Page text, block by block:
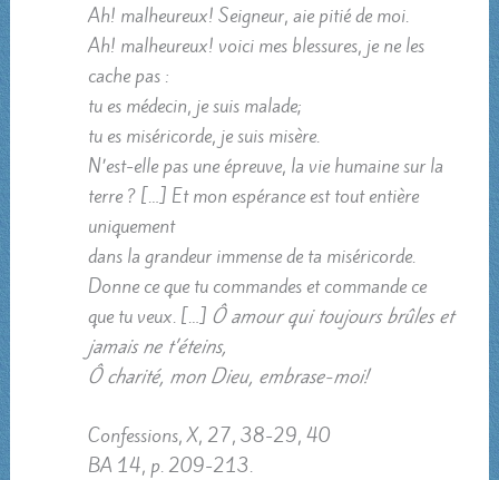
Ah! malheureux! Seigneur, aie pitié de moi.
Ah! malheureux! voici mes blessures, je ne les
cache pas :
tu es médecin, je suis malade;
tu es miséricorde, je suis misère.
N’est-elle pas une épreuve, la vie humaine sur la
terre ? […] Et mon espérance est tout entière
uniquement
dans la grandeur immense de ta miséricorde.
Donne ce que tu commandes et commande ce
que tu veux. […] Ô amour qui toujours brûles et
jamais ne t’éteins,
Ô charité, mon Dieu, embrase-moi!
Confessions, X, 27, 38-29, 40
BA 14, p. 209-213.